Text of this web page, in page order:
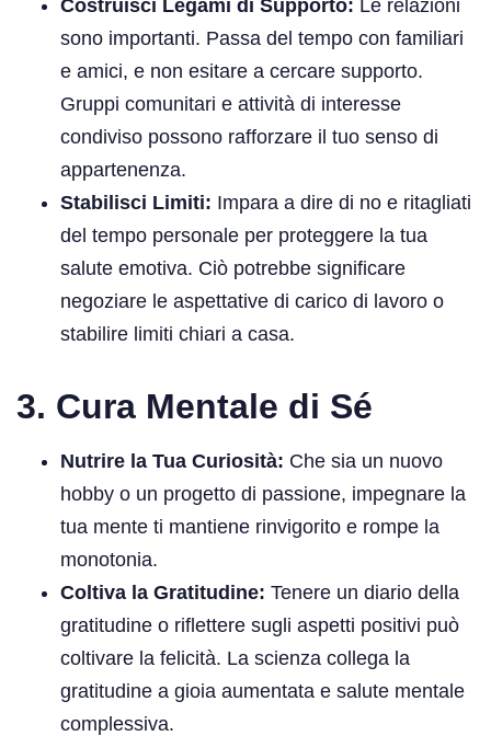
Costruisci Legami di Supporto: Le relazioni
sono importanti. Passa del tempo con familiari
e amici, e non esitare a cercare supporto.
Gruppi comunitari e attività di interesse
condiviso possono rafforzare il tuo senso di
appartenenza.
Stabilisci Limiti: Impara a dire di no e ritagliati
del tempo personale per proteggere la tua
salute emotiva. Ciò potrebbe significare
negoziare le aspettative di carico di lavoro o
stabilire limiti chiari a casa.
3. Cura Mentale di Sé
Nutrire la Tua Curiosità: Che sia un nuovo
hobby o un progetto di passione, impegnare la
tua mente ti mantiene rinvigorito e rompe la
monotonia.
Coltiva la Gratitudine: Tenere un diario della
gratitudine o riflettere sugli aspetti positivi può
coltivare la felicità. La scienza collega la
gratitudine a gioia aumentata e salute mentale
complessiva.